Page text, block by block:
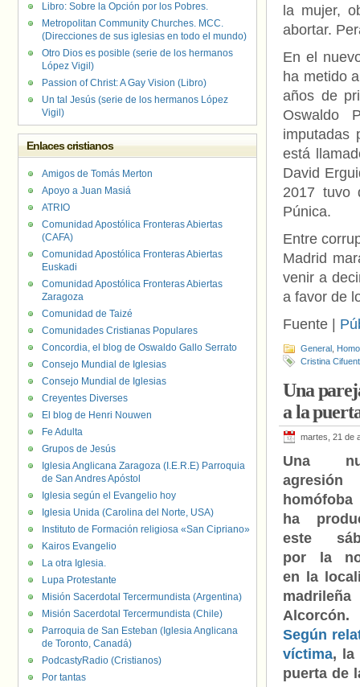
la mujer,
abortar.
En el
ha metido
años de
Oswaldo
imputadas
está
David
2017 tuvo
Púnica.
Entre
Madrid
venir a
a favor de
Fuente |
General
Cristina
Una
a la
martes, 21 de
Una
agresión
ha
este
por la
en la
Alcorcón.
Según
víctima, la
puerta de
Libro: Sobre la Opción por los Pobres.
Metropolitan Community Churches. MCC.
(Direcciones de sus iglesias en todo el mundo)
Otro Dios es posible (serie de los hermanos
López Vigil)
Passion of Christ: A Gay Vision (Libro)
Un tal Jesús (serie de los hermanos López
Vigil)
Enlaces cristianos
Amigos de Tomás Merton
Apoyo a Juan Masiá
ATRIO
Comunidad Apostólica Fronteras Abiertas
(CAFA)
Comunidad Apostólica Fronteras Abiertas
Euskadi
Comunidad Apostólica Fronteras Abiertas
Zaragoza
Comunidad de Taizé
Comunidades Cristianas Populares
Concordia, el blog de Oswaldo Gallo Serrato
Consejo Mundial de Iglesias
Consejo Mundial de Iglesias
Creyentes Diverses
El blog de Henri Nouwen
Fe Adulta
Grupos de Jesús
Iglesia Anglicana Zaragoza (I.E.R.E) Parroquia
de San Andres Apóstol
Iglesia según el Evangelio hoy
Iglesia Unida (Carolina del Norte, USA)
Instituto de Formación religiosa «San Cipriano»
Kairos Evangelio
La otra Iglesia.
Lupa Protestante
Misión Sacerdotal Tercermundista (Argentina)
Misión Sacerdotal Tercermundista (Chile)
Parroquia de San Esteban (Iglesia Anglicana
de Toronto, Canadá)
PodcastyRadio (Cristianos)
Por tantas